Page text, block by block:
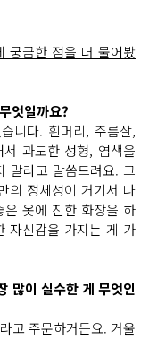
궁금한 점을 더 물어봤
엇일까요?
니다. 흰머리, 주름살,
과도한 성형, 염색을
말라고 말씀드려요. 그
의 정체성이 거기서 나
옷에 진한 화장을 하
자신감을 가지는 게 가
많이 실수한 게 무엇인
고 주문하거든요. 거울